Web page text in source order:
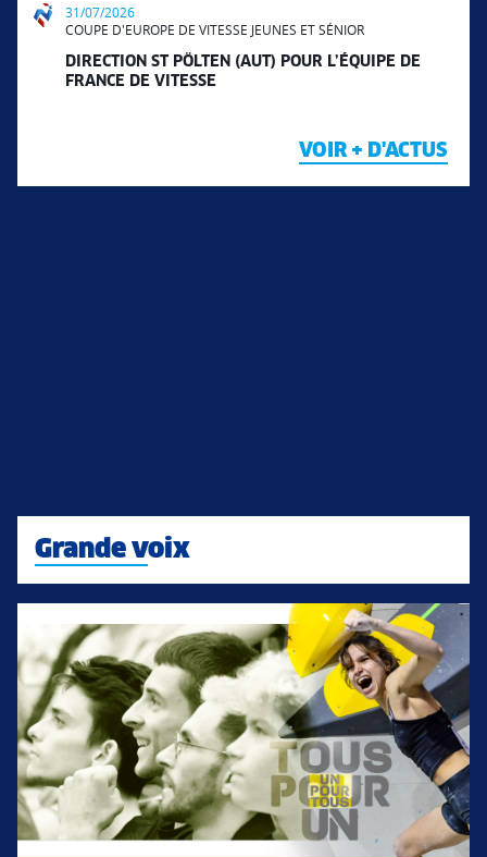
31/07/2026
COUPE D'EUROPE DE VITESSE JEUNES ET SÉNIOR
DIRECTION ST PÖLTEN (AUT) POUR L’ÉQUIPE DE
FRANCE DE VITESSE
VOIR + D'ACTUS
Grande voix